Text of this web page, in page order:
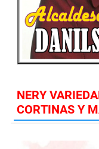
NERY
CORTINAS Y